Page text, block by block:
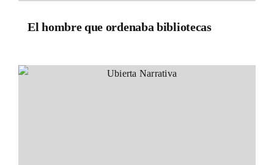
El hombre que ordenaba bibliotecas